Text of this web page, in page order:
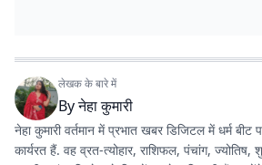
लेखक के बारे में
Byनेहा कुमारी
नेहा कुमारी वर्तमान में प्रभात खबर डिजिटल में धर्म
कार्यरत हैं. वह व्रत-त्योहार, राशिफल, पंचांग,